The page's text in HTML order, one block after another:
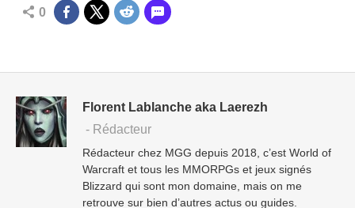
0
Florent Lablanche aka Laerezh
- Rédacteur
Rédacteur chez MGG depuis 2018, c’est World of
Warcraft et tous les MMORPGs et jeux signés
Blizzard qui sont mon domaine, mais on me
retrouve sur bien d’autres actus ou guides.